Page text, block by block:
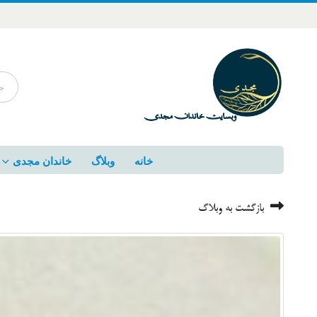
خانه وبلاگ خاندان مجدی
بازگشت به وبلاگ